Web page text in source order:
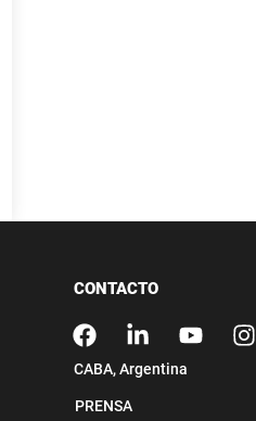
CONTACTO
CABA, Argentina
PRENSA